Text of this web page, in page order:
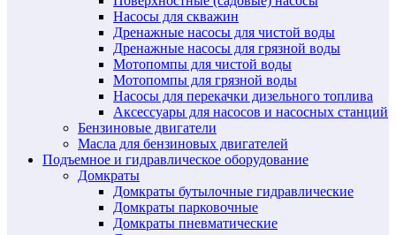
Насосы для скважин
Дренажные насосы для чистой воды
Дренажные насосы для грязной воды
Мотопомпы для чистой воды
Мотопомпы для грязной воды
Насосы для перекачки дизельного топлива
Аксессуары для насосов и насосных станций
Бензиновые двигатели
Масла для бензиновых двигателей
Подъемное и гидравлическое оборудование
Домкраты
Домкраты бутылочные гидравлические
Домкраты парковочные
Домкраты пневматические